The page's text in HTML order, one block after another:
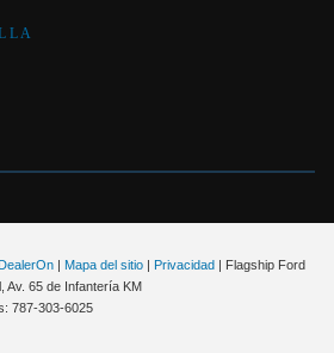
DealerOn Mapa del sitio Privacidad | Flagship Ford
Av. 65 de Infantería KM
787-303-6025